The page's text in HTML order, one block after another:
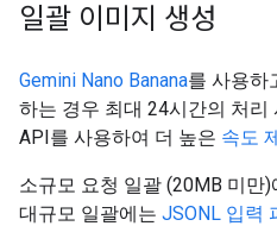
일괄 이미지 생성
Gemini Nano Banana를 사용하
하는 경우 최대 24시간의 처리
API를 사용하여 더 높은 속도
소규모 요청 일괄 (20MB 미만)
대규모 일괄에는 JSONL 입력